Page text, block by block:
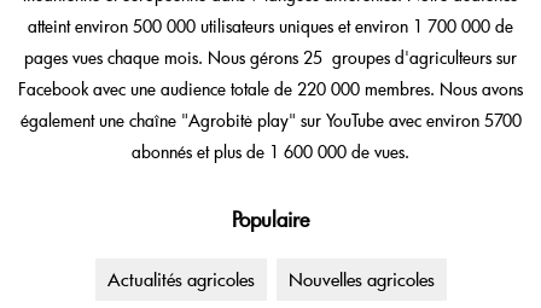
atteint environ 500 000 utilisateurs uniques et environ 1 700 000 de
pages vues chaque mois. Nous gérons 25 groupes d'agriculteurs sur
Facebook avec une audience totale de 220 000 membres. Nous avons
également une chaîne "Agrobitė play" sur YouTube avec environ 5700
abonnés et plus de 1 600 000 de vues.
Populaire
Actualités agricoles Nouvelles agricoles